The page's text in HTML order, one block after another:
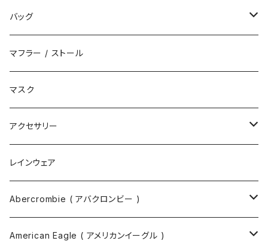
ハット
スニーカー
サンダル
ブーツ
バッグ
エコバッグ / マーケットバッグ
ショルダーバッグ
トートバッグ
ボディバッグ
バックパック
ツールバッグ
マフラー / ストール
マスク
アクセサリー
ネックレス
指輪
バングル
レインウェア
Abercrombie ( アバクロンビー )
スウェット
American Eagle ( アメリカンイーグル )